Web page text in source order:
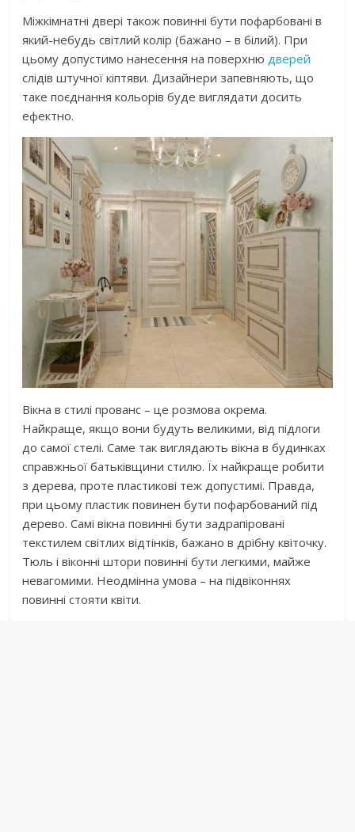
Міжкімнатні двері також повинні бути пофарбовані в
який-небудь світлий колір (бажано – в білий). При
цьому допустимо нанесення на поверхню дверей
слідів штучної кіптяви. Дизайнери запевняють, що
таке поєднання кольорів буде виглядати досить
ефектно.
Вікна в стилі прованс – це розмова окрема.
Найкраще, якщо вони будуть великими, від підлоги
до самої стелі. Саме так виглядають вікна в будинках
справжньої батьківщини стилю. Їх найкраще робити
з дерева, проте пластикові теж допустимі. Правда,
при цьому пластик повинен бути пофарбований під
дерево. Самі вікна повинні бути задрапіровані
текстилем світлих відтінків, бажано в дрібну квіточку.
Тюль і віконні штори повинні бути легкими, майже
невагомими. Неодмінна умова – на підвіконнях
повинні стояти квіти.